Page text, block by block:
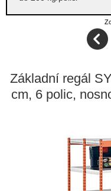
Základní regál
cm, 6 polic,